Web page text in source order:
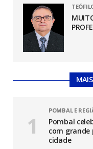
POMBAL E
Pombal
com grande
cidade